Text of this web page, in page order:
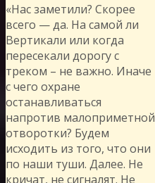
«Нас заметили? Скорее
всего — да. На самой ли
Вертикали или когда
пересекали дорогу с
треком – не важно. Иначе
с чего охране
останавливаться
напротив малоприметной
отворотки? Будем
исходить из того, что они
по наши туши. Далее. Не
кричат, не сигналят. Не